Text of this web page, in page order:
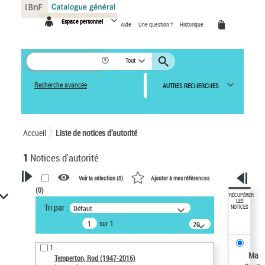
Espace personnel Aide Une question ? Historique
Tout
Recherche avancée AUTRES RECHERCHES
Accueil Liste de notices d’autorité
1 Notices d'autorité
VOTRE RECHERCHE
Recherche avancée dans les
notices d’autorité
Œuvres liées à l'auteur :
Temperton, Rod (1947-2016)
Voir la sélection (0) Ajouter à mes références
(0)
Tri par : Défaut
sur 1
20
résultats/page
1
Temperton, Rod (1947-2016)
RÉCUPÉRER
LES
NOTICES
Ma
Panneau de gestion des cookies